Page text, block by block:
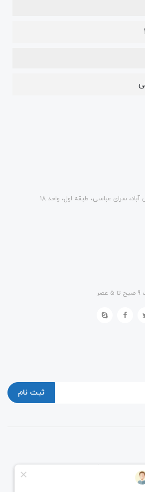
آباد، سرای عباسی، طبقه اول، واحد 18
ثبت نام
پوشاک